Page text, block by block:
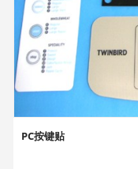
PC按键贴